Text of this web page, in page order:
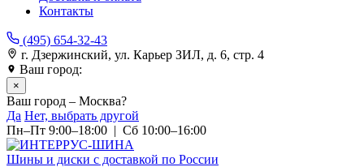
Контакты
(495) 654-32-43
г. Дзержинский, ул. Карьер ЗИЛ, д. 6, стр. 4
Ваш город:
×
Ваш город – Москва?
Да Нет, выбрать другой
Пн–Пт 9:00–18:00 | Сб 10:00–16:00
Шины и диски с доставкой по России